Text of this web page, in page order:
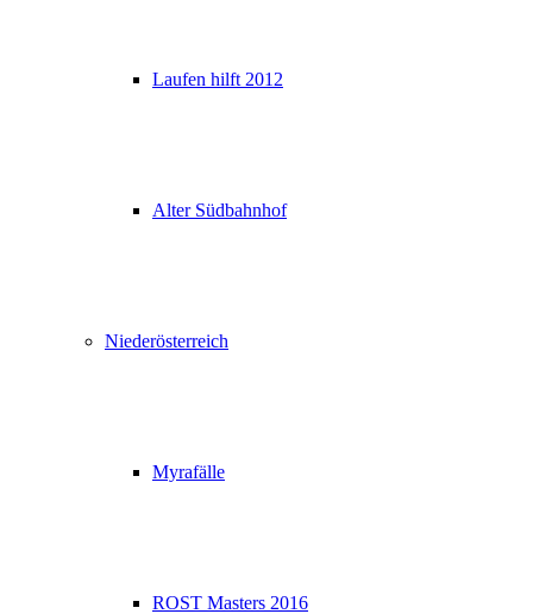
Laufen hilft 2012
Alter Südbahnhof
Niederösterreich
Myrafälle
ROST Masters 2016